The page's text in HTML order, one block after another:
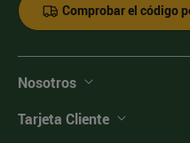
Comprobar el código
Nosotros
Tarjeta Cliente